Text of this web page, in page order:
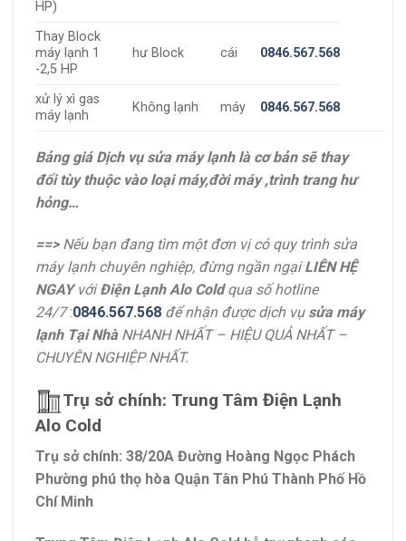
HP)
Thay Block
máy lạnh 1
-2,5 HP
hư Block cái 0846.567.568
xử lý xì gas
máy lạnh
Không lạnh máy 0846.567.568
Bảng giá Dịch vụ sửa máy lạnh là cơ bản sẽ thay
đổi tùy thuộc vào loại máy,đời máy ,trình trang hư
hỏng…
==>Nếu bạn đang tìm một đơn vị có quy trình sửa
máy lạnh chuyên nghiệp, đừng ngần ngạiLIÊN HỆ
NGAYvớiĐiện Lạnh Alo Coldqua sốhotline
24/7:0846.567.568 để nhận được dịch vụsửa máy
lạnh Tại NhàNHANH NHẤT – HIỆU QUẢ NHẤT –
CHUYÊN NGHIỆP NHẤT.
Trụ sở chính: Trung Tâm Điện Lạnh
Alo Cold
Trụ sở chính: 38/20A Đường Hoàng Ngọc Phách
Phường phú thọ hòa Quận Tân Phú Thành Phố Hồ
Chí Minh